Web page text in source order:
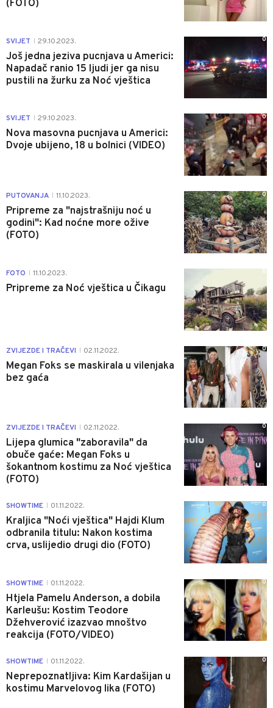
(FOTO)
SVIJET 29.10.2023.
Još jedna jeziva pucnjava u Americi:
Napadač ranio 15 ljudi jer ga nisu
pustili na žurku za Noć vještica
0
SVIJET 29.10.2023.
Nova masovna pucnjava u Americi:
Dvoje ubijeno, 18 u bolnici (VIDEO)
0
PUTOVANJA 11.10.2023.
Pripreme za "najstrašniju noć u
godini": Kad noćne more ožive
(FOTO)
0
FOTO 11.10.2023.
Pripreme za Noć vještica u Čikagu
0
ZVIJEZDE I TRAČEVI 02.11.2022.
Megan Foks se maskirala u vilenjaka
bez gaća
0
ZVIJEZDE I TRAČEVI 02.11.2022.
Lijepa glumica "zaboravila" da
obuče gaće: Megan Foks u
šokantnom kostimu za Noć vještica
(FOTO)
0
SHOWTIME 01.11.2022.
Kraljica "Noći vještica" Hajdi Klum
odbranila titulu: Nakon kostima
crva, uslijedio drugi dio (FOTO)
0
SHOWTIME 01.11.2022.
Htjela Pamelu Anderson, a dobila
Karleušu: Kostim Teodore
Džehverović izazvao mnoštvo
reakcija (FOTO/VIDEO)
0
SHOWTIME 01.11.2022.
Neprepoznatljiva: Kim Kardašijan u
kostimu Marvelovog lika (FOTO)
0